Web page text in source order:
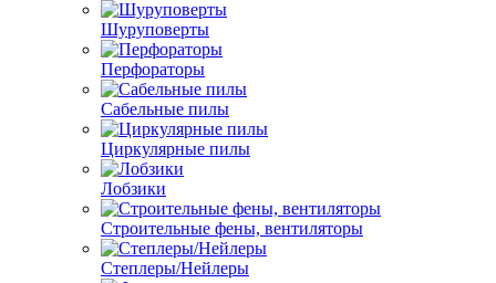
Шуруповерты
Перфораторы
Сабельные пилы
Циркулярные пилы
Лобзики
Строительные фены, вентиляторы
Степлеры/Нейлеры